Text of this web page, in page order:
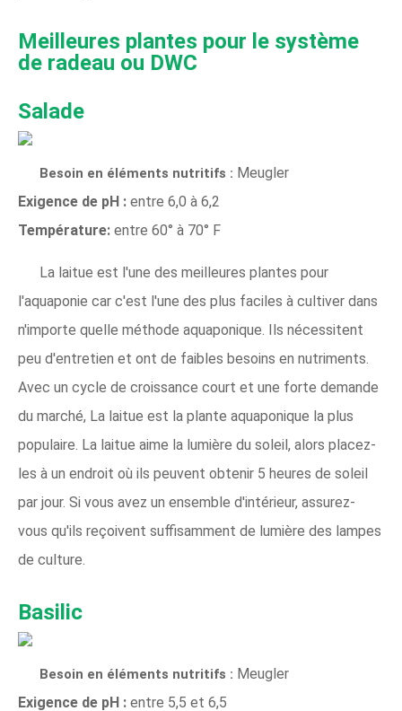
Meilleures plantes pour le système
de radeau ou DWC
Salade
Besoin en éléments nutritifs : Meugler
Exigence de pH : entre 6,0 à 6,2
Température: entre 60° à 70° F
La laitue est l'une des meilleures plantes pour
l'aquaponie car c'est l'une des plus faciles à cultiver dans
n'importe quelle méthode aquaponique. Ils nécessitent
peu d'entretien et ont de faibles besoins en nutriments.
Avec un cycle de croissance court et une forte demande
du marché, La laitue est la plante aquaponique la plus
populaire. La laitue aime la lumière du soleil, alors placez-
les à un endroit où ils peuvent obtenir 5 heures de soleil
par jour. Si vous avez un ensemble d'intérieur, assurez-
vous qu'ils reçoivent suffisamment de lumière des lampes
de culture.
Basilic
Besoin en éléments nutritifs : Meugler
Exigence de pH : entre 5,5 et 6,5